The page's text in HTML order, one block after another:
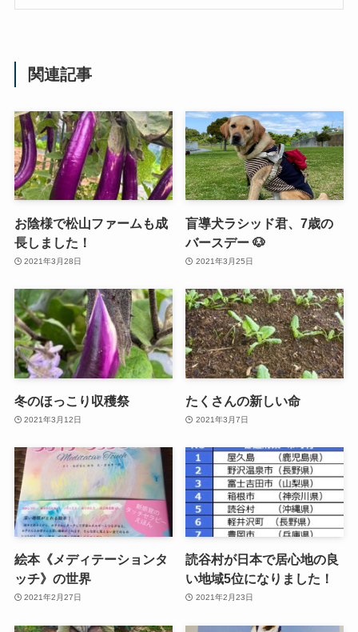
関連記事
お陰様で松山ファームも成
長しました！
2021年3月28日
盲導犬ラシッド君、7歳の
バースデー 🐶
2021年3月25日
冬のほっこり収穫祭
2021年3月12日
たくさんの新しい命
2021年3月7日
絵本《メディテーションタ
ッチ》の世界
2021年2月27日
読谷村が日本で居心地の良
い地域5位になりました！
2021年2月23日